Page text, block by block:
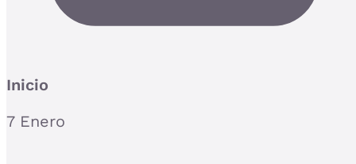
Inicio
7 Enero